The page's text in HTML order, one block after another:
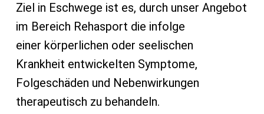
Ziel in Eschwege ist es, durch unser Angebot
im Bereich Rehasport die infolge
einer körperlichen oder seelischen
Krankheit entwickelten Symptome,
Folgeschäden und Nebenwirkungen
therapeutisch zu behandeln.